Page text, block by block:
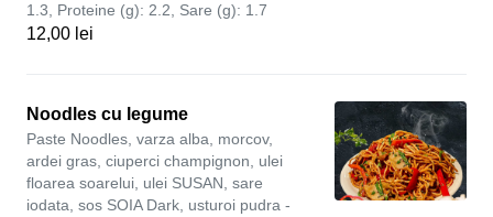
1.3, Proteine (g): 2.2, Sare (g): 1.7
12,00 lei
Noodles cu legume
Paste Noodles, varza alba, morcov,
ardei gras, ciuperci champignon, ulei
floarea soarelui, ulei SUSAN, sare
iodata, sos SOIA Dark, usturoi pudra -